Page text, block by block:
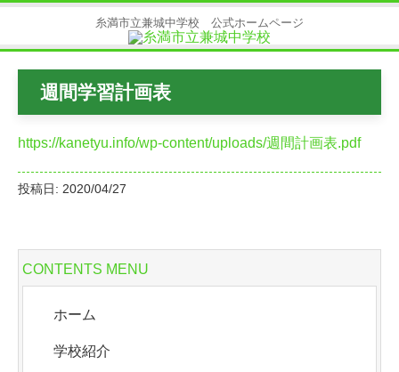
糸満市立兼城中学校 公式ホームページ
週間学習計画表
https://kanetyu.info/wp-content/uploads/週間計画表.pdf
投稿日: 2020/04/27
CONTENTS MENU
ホーム
学校紹介